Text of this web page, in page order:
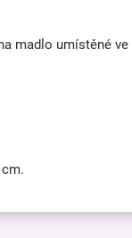
madlo umístěné